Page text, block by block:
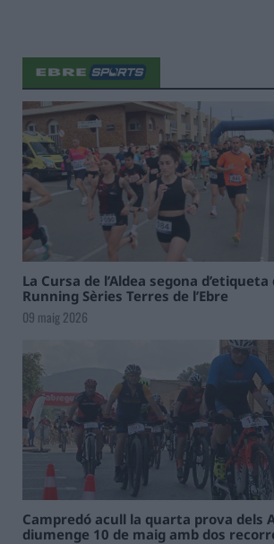
La Cursa de l’Aldea segona d’etiqueta
Running Sèries Terres de l’Ebre
09 maig 2026
Campredó acull la quarta prova dels
diumenge 10 de maig amb dos